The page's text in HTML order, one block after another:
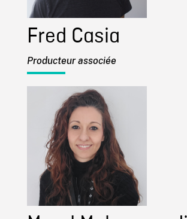
Fred Casia
Producteur associée